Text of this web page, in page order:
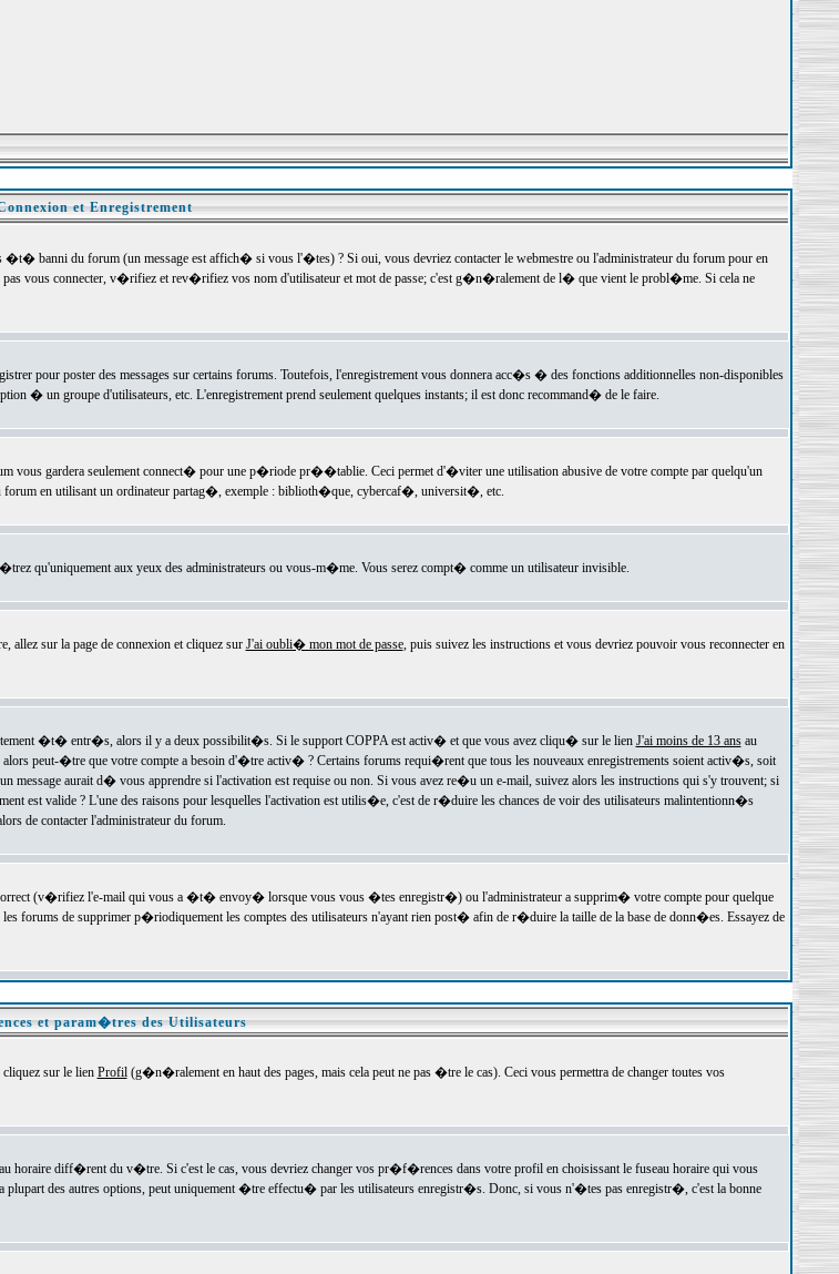
et Enregistrement
banni du forum (un message est affich� si vous l'�tes) ? Si oui, vous devriez contacter le webmestre ou l'administrateur du forum pour en
vous connecter, v�rifiez et rev�rifiez vos nom d'utilisateur et mot de passe; c'est g�n�ralement de l� que vient le probl�me. Si cela ne
pour poster des messages sur certains forums. Toutefois, l'enregistrement vous donnera acc�s � des fonctions additionnelles non-disponibles
� un groupe d'utilisateurs, etc. L'enregistrement prend seulement quelques instants; il est donc recommand� de le faire.
vous gardera seulement connect� pour une p�riode pr��tablie. Ceci permet d'�viter une utilisation abusive de votre compte par quelqu'un
forum en utilisant un ordinateur partag�, exemple : biblioth�que, cybercaf�, universit�, etc.
qu'uniquement aux yeux des administrateurs ou vous-m�me. Vous serez compt� comme un utilisateur invisible.
sur la page de connexion et cliquez sur J'ai oubli� mon mot de passe, puis suivez les instructions et vous devriez pouvoir vous reconnecter en
�t� entr�s, alors il y a deux possibilit�s. Si le support COPPA est activ� et que vous avez cliqu� sur le lien J'ai moins de 13 ansau
peut-�tre que votre compte a besoin d'�tre activ� ? Certains forums requi�rent que tous les nouveaux enregistrements soient activ�s, soit
aurait d� vous apprendre si l'activation est requise ou non. Si vous avez re�u un e-mail, suivez alors les instructions qui s'y trouvent; si
est valide ? L'une des raisons pour lesquelles l'activation est utilis�e, c'est de r�duire les chances de voir des utilisateurs malintentionn�s
de contacter l'administrateur du forum.
(v�rifiez l'e-mail qui vous a �t� envoy� lorsque vous vous �tes enregistr�) ou l'administrateur a supprim� votre compte pour quelque
forums de supprimer p�riodiquement les comptes des utilisateurs n'ayant rien post� afin de r�duire la taille de la base de donn�es. Essayez de
et param�tres des Utilisateurs
sur le lien Profil(g�n�ralement en haut des pages, mais cela peut ne pas �tre le cas). Ceci vous permettra de changer toutes vos
horaire diff�rent du v�tre. Si c'est le cas, vous devriez changer vos pr�f�rences dans votre profil en choisissant le fuseau horaire qui vous
plupart des autres options, peut uniquement �tre effectu� par les utilisateurs enregistr�s. Donc, si vous n'�tes pas enregistr�, c'est la bonne